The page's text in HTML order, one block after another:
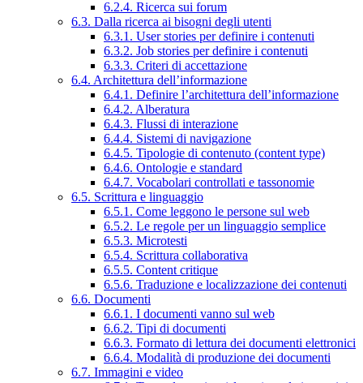
6.2.4. Ricerca sui forum
6.3. Dalla ricerca ai bisogni degli utenti
6.3.1. User stories per definire i contenuti
6.3.2. Job stories per definire i contenuti
6.3.3. Criteri di accettazione
6.4. Architettura dell’informazione
6.4.1. Definire l’architettura dell’informazione
6.4.2. Alberatura
6.4.3. Flussi di interazione
6.4.4. Sistemi di navigazione
6.4.5. Tipologie di contenuto (content type)
6.4.6. Ontologie e standard
6.4.7. Vocabolari controllati e tassonomie
6.5. Scrittura e linguaggio
6.5.1. Come leggono le persone sul web
6.5.2. Le regole per un linguaggio semplice
6.5.3. Microtesti
6.5.4. Scrittura collaborativa
6.5.5. Content critique
6.5.6. Traduzione e localizzazione dei contenuti
6.6. Documenti
6.6.1. I documenti vanno sul web
6.6.2. Tipi di documenti
6.6.3. Formato di lettura dei documenti elettronici
6.6.4. Modalità di produzione dei documenti
6.7. Immagini e video